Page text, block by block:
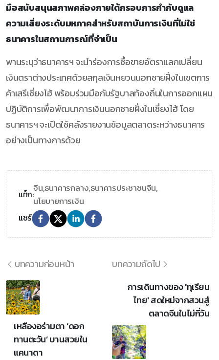
มือสนับสนุนสภาพคล่องภายใต้กรอบการกำกับดูแล
ความเสี่ยงระดับมหภาคสำหรับสถาบันการเงินที่ไม่ใช่
ธนาคารในสถานการณ์ที่จำเป็น
พานระบุว่าธนาคารฯ จะนำร่องการซื้อขายอัตราแลกเปลี่ยน
เงินตราต่างประเทศด้วยสกุลเงินหยวนนอกชายฝั่งในเขตการ
ค้าเสรีเซี่ยงไฮ้ พร้อมร่วมมือกับรัฐบาลท้องถิ่นในการออกแผน
ปฏิบัติการเพื่อพัฒนาการเงินนอกชายฝั่งในเซี่ยงไฮ้ โดย
ธนาคารฯ จะเปิดใช้คลังรายงานข้อมูลตลาดระหว่างธนาคาร
อย่างเป็นทางการด้วย
แท็ก:จีน,ธนาคารกลาง,ธนาคารประชาชนจีน,
นโยบายการเงิน
แชร์
บทความก่อนหน้า
เหลืองอร่ามตา ‘ดอก
ทานตะวัน’ บานสวยใน
แคนาดา
บทความถัดไป
การเดินทางของ 'ทุเรียน
ไทย' สดใหม่จากสวนสู่
ตลาดจีนในไม่กี่วัน